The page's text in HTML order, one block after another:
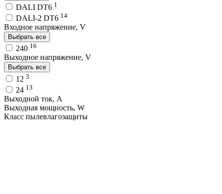
DALI DT6 1
DALI-2 DT6 14
Входное напряжение, V
Выбрать все
240 16
Выходное напряжение, V
Выбрать все
12 3
24 13
Выходной ток, A
Выходная мощность, W
Класс пылевлагозащиты